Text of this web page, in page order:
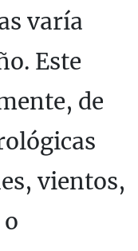
varía
Este
de
vientos,